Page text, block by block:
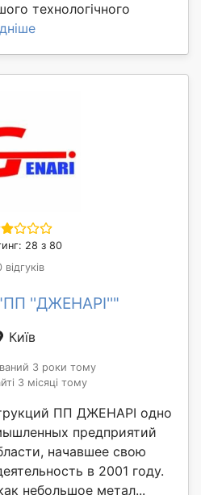
технологічного
28 з 80
відгуків
''ДЖЕНАРІ''"
Київ
3 роки тому
3 місяці тому
ПП ДЖЕНАРІ одно
предприятий
начавшее свою
в 2001 году.
небольшое метал...